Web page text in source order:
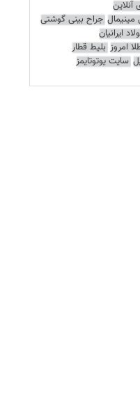
آنلاین
مینیمال جراح بینی گوشتی
ایرانیان
امروز بلیط قطار
سایت یوتوتایمز